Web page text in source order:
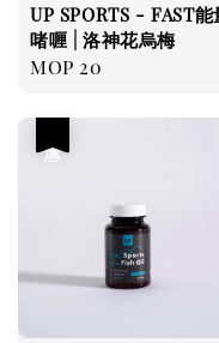
UP SPORTS - FAST能
啫喱 | 洛神花烏梅
Regular
MOP 20